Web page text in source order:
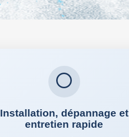
Installation, dépannage et
entretien rapide